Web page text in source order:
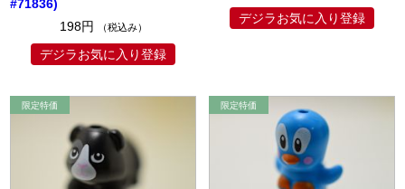
#71836)
198円
（税込み）
デジラお気に入り登録
デジラお気に入り登録